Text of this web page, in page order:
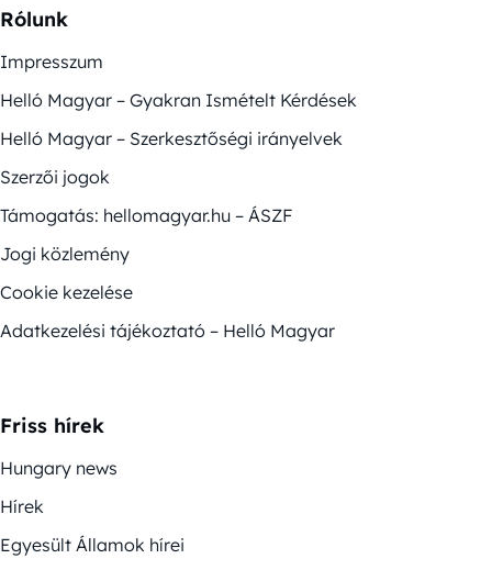
Rólunk
Impresszum
Helló Magyar – Gyakran Ismételt Kérdések
Helló Magyar – Szerkesztőségi irányelvek
Szerzői jogok
Támogatás: hellomagyar.hu – ÁSZF
Jogi közlemény
Cookie kezelése
Adatkezelési tájékoztató – Helló Magyar
Friss hírek
Hungary news
Hírek
Egyesült Államok hírei